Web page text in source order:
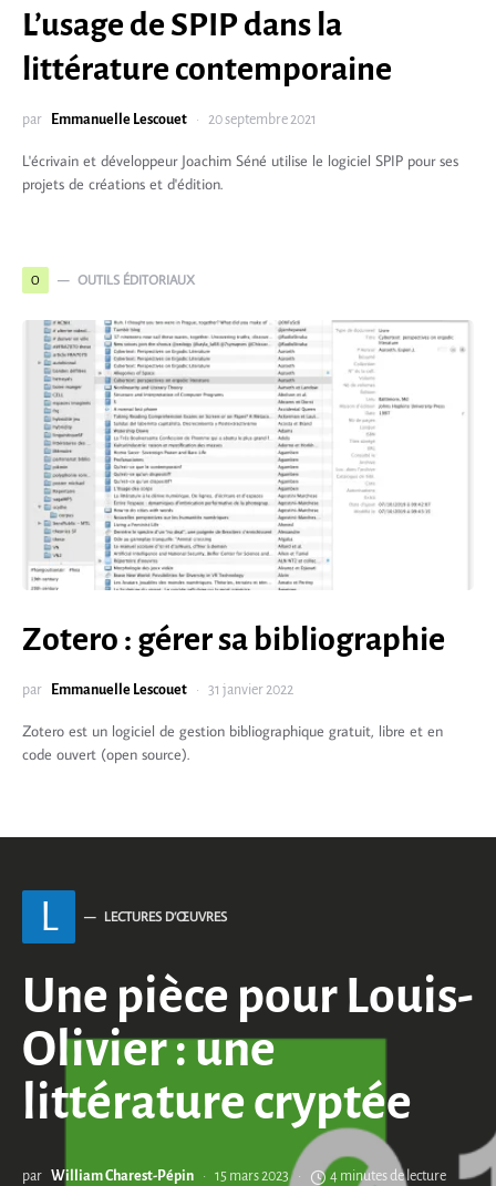
L’usage de SPIP dans la
littérature contemporaine
par Emmanuelle Lescouet 20 septembre 2021
L'écrivain et développeur Joachim Séné utilise le logiciel SPIP pour ses
projets de créations et d'édition.
O OUTILS ÉDITORIAUX
Zotero : gérer sa bibliographie
par Emmanuelle Lescouet 31 janvier 2022
Zotero est un logiciel de gestion bibliographique gratuit, libre et en
code ouvert (open source).
L LECTURES D’ŒUVRES
Une pièce pour Louis-
Olivier : une
littérature cryptée
par William Charest-Pépin 15 mars 2023 4 minutes de lecture